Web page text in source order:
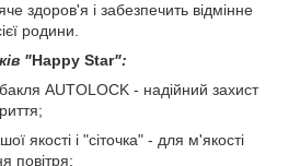
здоров'я і забезпечить відмінне
родини.
"Happy Star":
AUTОLOCK - надійний захист
якості і "сіточка" - для м'якості
повітря;